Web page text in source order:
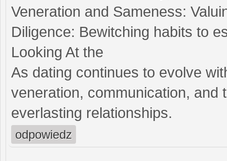
Veneration and Sameness:
Diligence: Bewitching habits to
Looking At the
As dating continues to evolve
veneration, communication, and
everlasting relationships.
odpowiedz